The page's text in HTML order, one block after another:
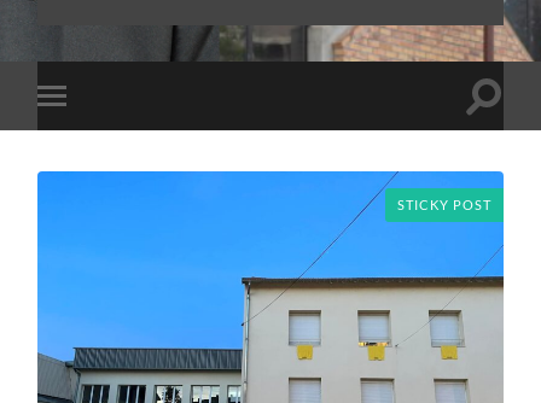
Toggle
mobile
Toggle
STICKY POST